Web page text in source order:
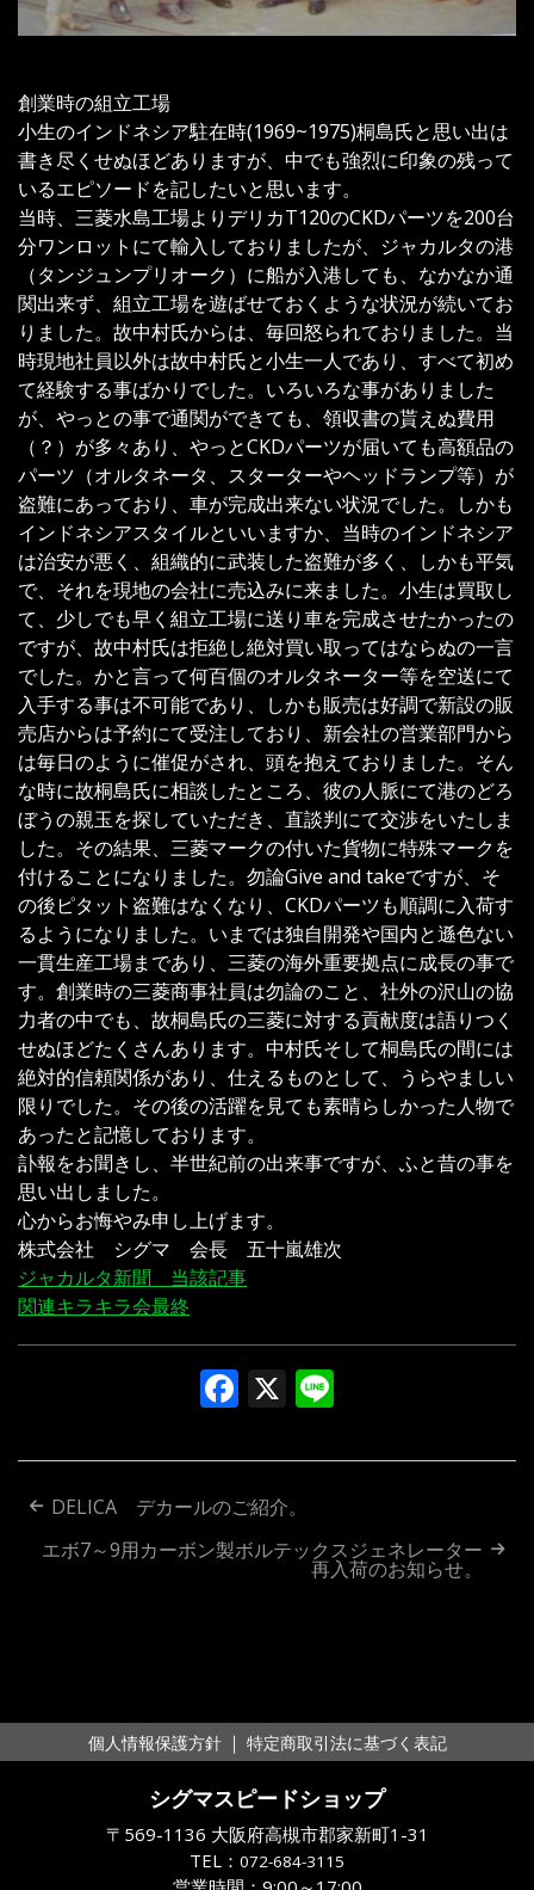
創業時の組立工場
小生のインドネシア駐在時(1969~1975)桐島氏と思い出は
書き尽くせぬほどありますが、中でも強烈に印象の残って
いるエピソードを記したいと思います。
当時、三菱水島工場よりデリカT120のCKDパーツを200台
分ワンロットにて輸入しておりましたが、ジャカルタの港
（タンジュンプリオーク）に船が入港しても、なかなか通
関出来ず、組立工場を遊ばせておくような状況が続いてお
りました。故中村氏からは、毎回怒られておりました。当
時現地社員以外は故中村氏と小生一人であり、すべて初め
て経験する事ばかりでした。いろいろな事がありました
が、やっとの事で通関ができても、領収書の貰えぬ費用
（？）が多々あり、やっとCKDパーツが届いても高額品の
パーツ（オルタネータ、スターターやヘッドランプ等）が
盗難にあっており、車が完成出来ない状況でした。しかも
インドネシアスタイルといいますか、当時のインドネシア
は治安が悪く、組織的に武装した盗難が多く、しかも平気
で、それを現地の会社に売込みに来ました。小生は買取し
て、少しでも早く組立工場に送り車を完成させたかったの
ですが、故中村氏は拒絶し絶対買い取ってはならぬの一言
でした。かと言って何百個のオルタネーター等を空送にて
入手する事は不可能であり、しかも販売は好調で新設の販
売店からは予約にて受注しており、新会社の営業部門から
は毎日のように催促がされ、頭を抱えておりました。そん
な時に故桐島氏に相談したところ、彼の人脈にて港のどろ
ぼうの親玉を探していただき、直談判にて交渉をいたしま
した。その結果、三菱マークの付いた貨物に特殊マークを
付けることになりました。勿論Give and takeですが、そ
の後ピタット盗難はなくなり、CKDパーツも順調に入荷す
るようになりました。いまでは独自開発や国内と遜色ない
一貫生産工場まであり、三菱の海外重要拠点に成長の事で
す。創業時の三菱商事社員は勿論のこと、社外の沢山の協
力者の中でも、故桐島氏の三菱に対する貢献度は語りつく
せぬほどたくさんあります。中村氏そして桐島氏の間には
絶対的信頼関係があり、仕えるものとして、うらやましい
限りでした。その後の活躍を見ても素晴らしかった人物で
あったと記憶しております。
訃報をお聞きし、半世紀前の出来事ですが、ふと昔の事を
思い出しました。
心からお悔やみ申し上げます。
株式会社 シグマ 会長 五十嵐雄次
ジャカルタ新聞 当該記事
関連キラキラ会最終
Facebook
X
投
稿
ー
シ
DELICA デカールのご紹介。
エボ7～9用カーボン製ボルテックスジェネレーター
再入荷のお知らせ。
個人情報保護方針 ｜ 特定商取引法に基づく表記
シグマスピードショップ
〒569-1136 大阪府高槻市郡家新町1-31
TEL： 072-684-3115